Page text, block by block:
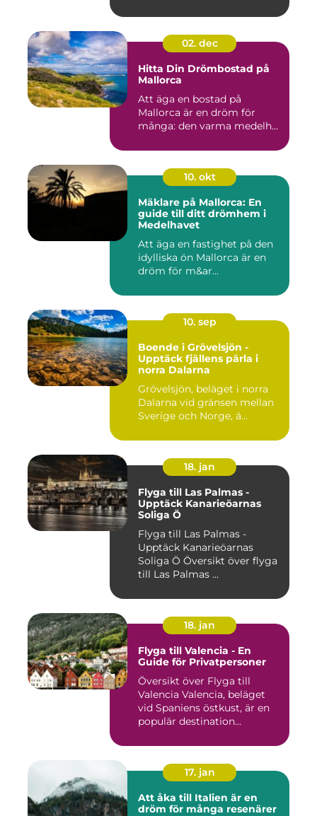
02. dec
Hitta Din Drömbostad på
Mallorca
Att äga en bostad på
Mallorca är en dröm för
många: den varma medelh...
10. okt
Mäklare på Mallorca: En
guide till ditt drömhem i
Medelhavet
Att äga en fastighet på den
idylliska ön Mallorca är en
dröm för m&ar...
10. sep
Boende i Grövelsjön -
Upptäck fjällens pärla i
norra Dalarna
Grövelsjön, beläget i norra
Dalarna vid gränsen mellan
Sverige och Norge, ä...
18. jan
Flyga till Las Palmas -
Upptäck Kanarieöarnas
Soliga Ö
Flyga till Las Palmas -
Upptäck Kanarieöarnas
Soliga Ö Översikt över flyga
till Las Palmas ...
18. jan
Flyga till Valencia - En
Guide för Privatpersoner
Översikt över Flyga till
Valencia Valencia, beläget
vid Spaniens östkust, är en
populär destination...
17. jan
Att åka till Italien är en
dröm för många resenärer